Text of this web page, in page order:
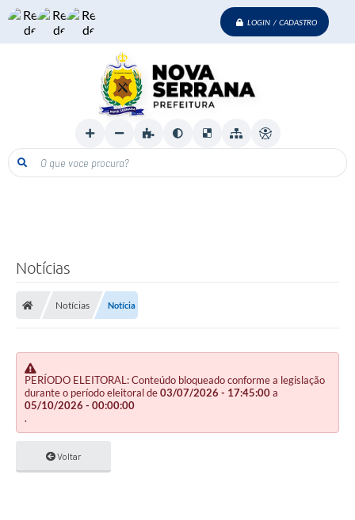
LOGIN / CADASTRO
O que voce procura?
Notícias
Notícias Notícia
PERÍODO ELEITORAL: Conteúdo bloqueado conforme a legislação
durante o período eleitoral de03/07/2026 - 17:45:00a
05/10/2026 - 00:00:00
.
Voltar